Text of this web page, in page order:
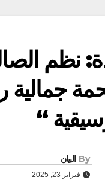
نظم
جمالية
“
By البيان
فبراير 23, 2025